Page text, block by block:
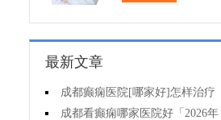
最新文章
成都癫痫医院[哪家好]怎样治疗
癫痫可以好?
成都看癫痫哪家医院好「2026年